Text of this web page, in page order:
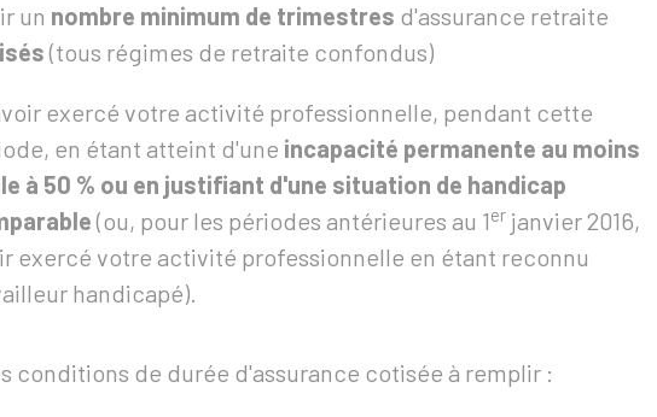
un nombre minimum de trimestres d'assurance retraite
(tous régimes de retraite confondus)
exercé votre activité professionnelle, pendant cette
en étant atteint d'une incapacité permanente au moins
à 50 % ou en justifiant d'une situation de handicap
(ou, pour les périodes antérieures au 1er janvier 2016,
exercé votre activité professionnelle en étant reconnu
handicapé).
conditions de durée d'assurance cotisée à remplir :